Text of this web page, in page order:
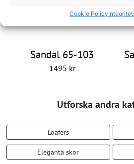
Cookie Policy
Sandal 65-103
1495 kr
Utforska andra
Loafers
Eleganta skor